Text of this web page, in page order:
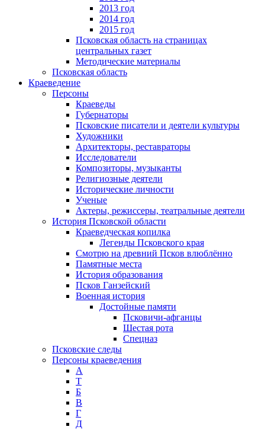
2013 год
2014 год
2015 год
Псковская область на страницах
центральных газет
Методические материалы
Псковская область
Краеведение
Персоны
Краеведы
Губернаторы
Псковские писатели и деятели культуры
Художники
Архитекторы, реставраторы
Исследователи
Композиторы, музыканты
Религиозные деятели
Исторические личности
Ученые
Актеры, режиссеры, театральные деятели
История Псковской области
Краеведческая копилка
Легенды Псковского края
Смотрю на древний Псков влюблённо
Памятные места
История образования
Псков Ганзейский
Военная история
Достойные памяти
Псковичи-афганцы
Шестая рота
Спецназ
Псковские следы
Персоны краеведения
А
T
Б
В
Г
Д